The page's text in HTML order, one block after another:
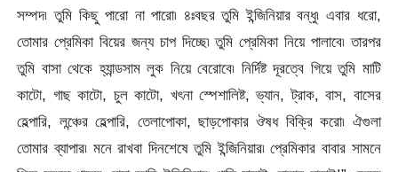
সম্পদ৷ তুমি কিছু পারো না পারো৷ ৪ঃবছর তুমি ইন্জিনিয়ার বন্ধু৷ এবার ধরো,
তোমার প্রেমিকা বিয়ের জন্য চাপ দিচ্ছে৷ তুমি প্রেমিকা নিয়ে পালাবে৷ তারপর
তুমি বাসা থেকে হ্যান্ডসাম লুক নিয়ে বেরোবে৷ নির্দিষ্ট দূরত্বে গিয়ে তুমি মাটি
কাটো, গাছ কাটো, চুল কাটো, খৎনা স্পেশালিষ্ট, ভ্যান, ট্রাক, বাস, বাসের
হেল্পারি, লন্ঞ্চের হেল্পারি, তেলাপোকা, ছাড়পোকার ঔষধ বিক্রি করো৷ ঐগুলা
তোমার ব্যাপার৷ মনে রাখবা দিনশেষে তুমি ইন্জিনিয়ার৷ প্রেমিকার বাবার সামনে